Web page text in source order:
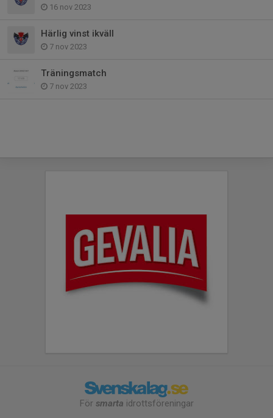
16 nov 2023
Härlig vinst ikväll
7 nov 2023
Träningsmatch
7 nov 2023
För smarta idrottsföreningar